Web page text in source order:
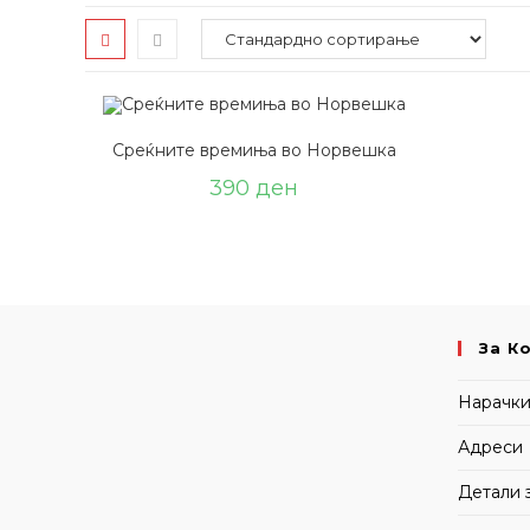
Среќните времиња во Норвешка
390 ден
За
Нарачки
Адреси
Детали